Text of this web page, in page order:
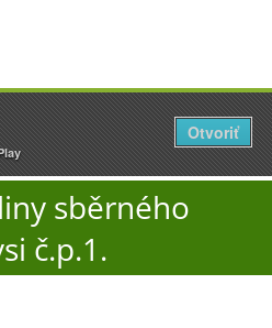
Úřad
O obci
sběrného
č.p.1.
Otevřít
Otvoriť